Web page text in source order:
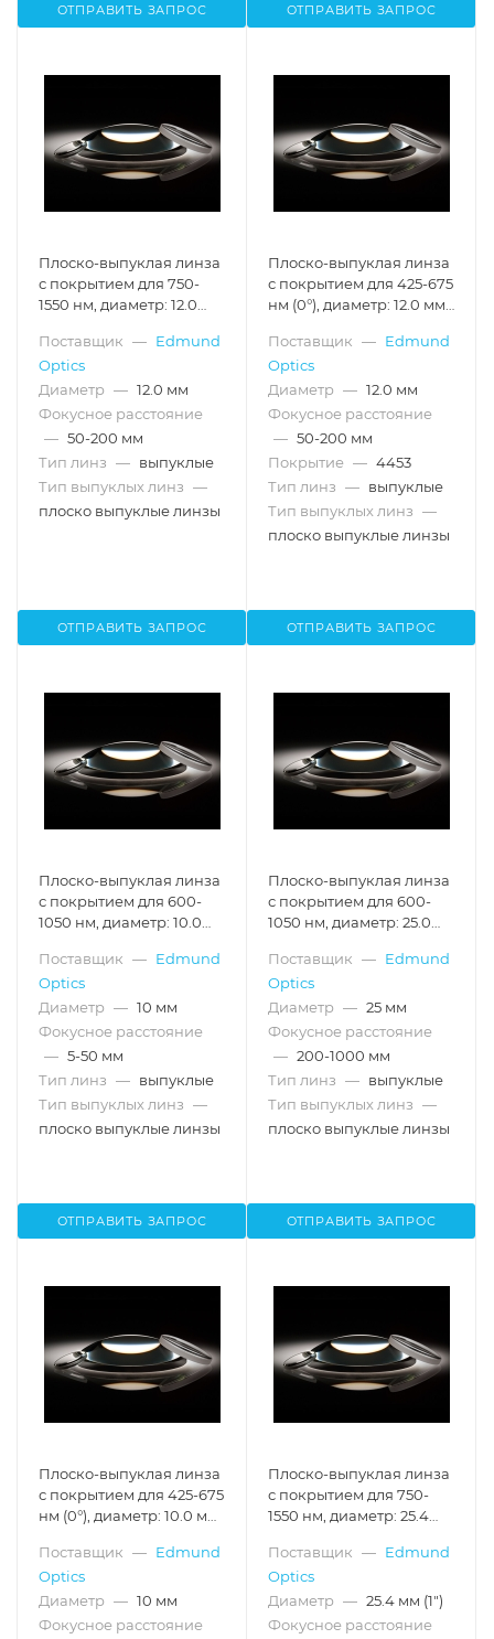
ОТПРАВИТЬ ЗАПРОС ОТПРАВИТЬ ЗАПРОС
Плоско-выпуклая линза
с покрытием для 750-
1550 нм, диаметр: 12.0
расстояние: 60.0 мм
Поставщик — Edmund
Optics
Диаметр — 12.0 мм
Фокусное расстояние
— 50-200 мм
Тип линз — выпуклые
Тип выпуклых линз —
плоско выпуклые линзы
ОТПРАВИТЬ ЗАПРОС
Плоско-выпуклая линза
с покрытием для 425-675
нм (0°), диаметр: 12.0 мм,
60.0 мм, с
затемненными торцами
Поставщик — Edmund
Optics
Диаметр — 12.0 мм
Фокусное расстояние
— 50-200 мм
Покрытие — 4453
Тип линз — выпуклые
Тип выпуклых линз —
плоско выпуклые линзы
ОТПРАВИТЬ ЗАПРОС
Плоско-выпуклая линза
с покрытием для 600-
1050 нм, диаметр: 10.0
расстояние: 30.0 мм
Поставщик — Edmund
Optics
Диаметр — 10 мм
Фокусное расстояние
— 5-50 мм
Тип линз — выпуклые
Тип выпуклых линз —
плоско выпуклые линзы
ОТПРАВИТЬ ЗАПРОС
Плоско-выпуклая линза
с покрытием для 600-
1050 нм, диаметр: 25.0
расстояние: 300.0 мм, с
затемненными торцами
Поставщик — Edmund
Optics
Диаметр — 25 мм
Фокусное расстояние
— 200-1000 мм
Тип линз — выпуклые
Тип выпуклых линз —
плоско выпуклые линзы
ОТПРАВИТЬ ЗАПРОС
Плоско-выпуклая линза
с покрытием для 425-675
нм (0°), диаметр: 10.0 мм,
40.0 мм
Поставщик — Edmund
Optics
Диаметр — 10 мм
Фокусное расстояние
Плоско-выпуклая линза
с покрытием для 750-
1550 нм, диаметр: 25.4
расстояние: 101.6 мм
Поставщик — Edmund
Optics
Диаметр — 25.4 мм (1")
Фокусное расстояние